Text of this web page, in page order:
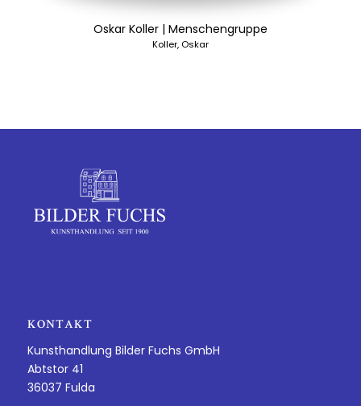
Oskar Koller | Menschengruppe
Koller, Oskar
KONTAKT
Kunsthandlung Bilder Fuchs GmbH
Abtstor 41
36037 Fulda